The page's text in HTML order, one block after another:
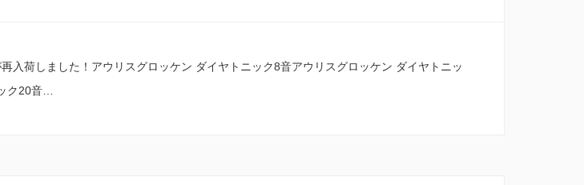
入荷しました！アウリスグロッケン ダイヤトニック8音アウリスグロッケン ダイヤトニッ
ク20音…